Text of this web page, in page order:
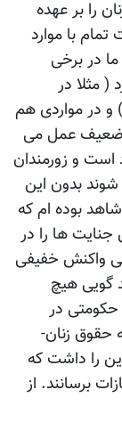
را بر عهده
با موارد
در برخی
( مثلا در
در مواردی هم
ضعیف عمل می
و زورمندان
شوند بدون این
بوده ام که
جنایت ها را در
واکنش خفیفی
گویی هیچ
حکومتی در
زنان-
را داشت که
برسانند. از